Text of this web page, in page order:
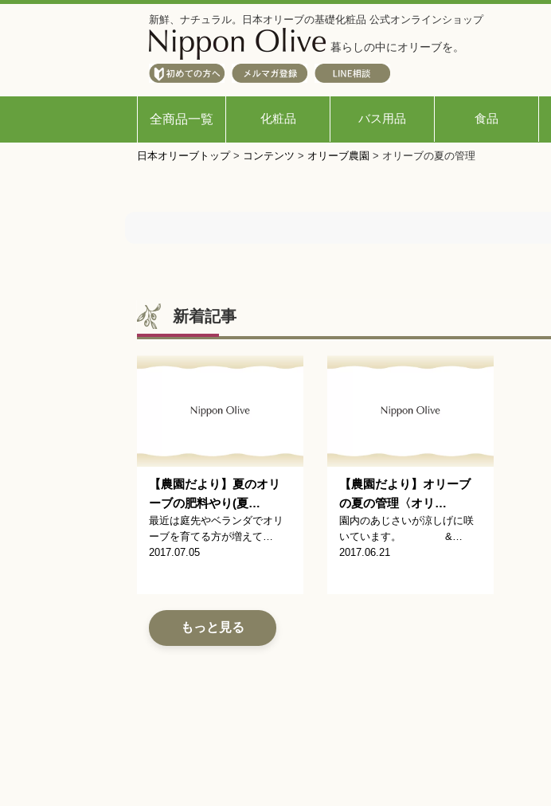
新鮮、ナチュラル。日本オリーブの基礎化粧品 公式オンラインショップ
暮らしの中にオリーブを。
全商品一覧 化粧品 バス用品 食品
日本オリーブトップ> コンテンツ > オリーブ農園 > オリーブの夏の管理
新着記事
【農園だより】夏のオリ
ーブの肥料やり(夏…
最近は庭先やベランダでオリ
ーブを育てる方が増えて…
2017.07.05
【農園だより】オリーブ
の夏の管理〈オリ…
園内のあじさいが涼しげに咲
いています。 &…
2017.06.21
もっと見る